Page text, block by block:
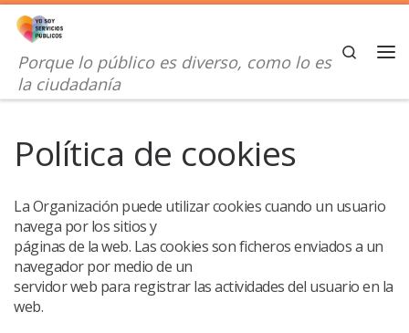
Saltar al contenido
Porque lo público es diverso, como lo es
la ciudadanía
Search
Política de cookies
La Organización puede utilizar cookies cuando un usuario
navega por los sitios y
páginas de la web. Las cookies son ficheros enviados a un
navegador por medio de un
servidor web para registrar las actividades del usuario en la
web.